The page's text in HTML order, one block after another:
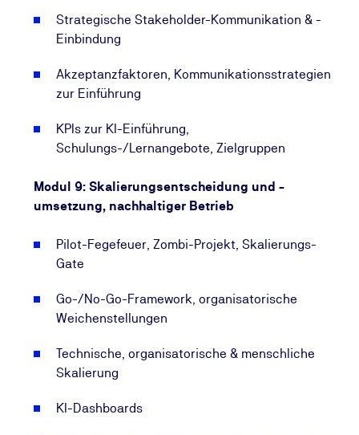
Strategische Stakeholder-Kommunikation & -
Einbindung
Akzeptanzfaktoren, Kommunikationsstrategien
zur Einführung
KPIs zur KI-Einführung,
Schulungs-/Lernangebote, Zielgruppen
Modul 9: Skalierungsentscheidung und -
umsetzung, nachhaltiger Betrieb
Pilot-Fegefeuer, Zombi-Projekt, Skalierungs-
Gate
Go-/No-Go-Framework, organisatorische
Weichenstellungen
Technische, organisatorische & menschliche
Skalierung
KI-Dashboards